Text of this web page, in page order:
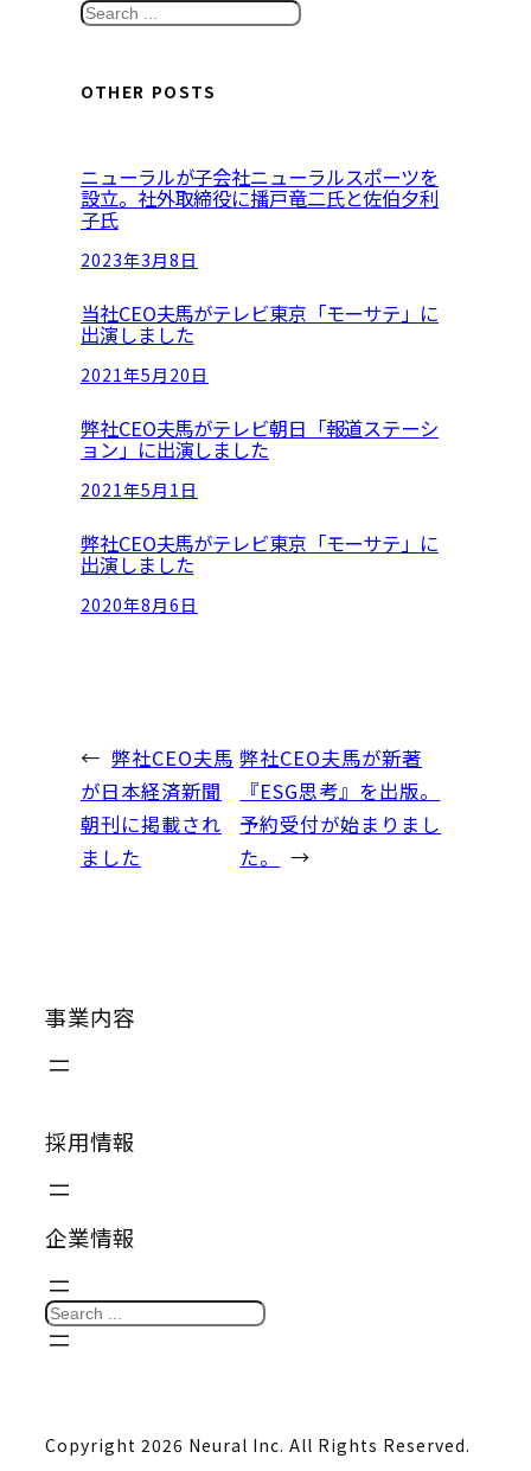
S
a
h
OTHER POSTS
ニューラルが子会社ニューラルスポーツを
設立。社外取締役に播戸竜二氏と佐伯夕利
子氏
2023年3月8日
当社CEO夫馬がテレビ東京「モーサテ」に
出演しました
2021年5月20日
弊社CEO夫馬がテレビ朝日「報道ステーシ
ョン」に出演しました
2021年5月1日
弊社CEO夫馬がテレビ東京「モーサテ」に
出演しました
2020年8月6日
← 弊社CEO夫馬
が日本経済新聞
朝刊に掲載され
ました
弊社CEO夫馬が新著
『ESG思考』を出版。
予約受付が始まりまし
た。
→
事業内容
採用情報
企業情報
S
e
c
Copyright 2026 Neural Inc. All Rights Reserved.